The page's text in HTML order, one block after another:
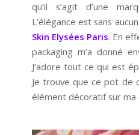
qu’il s’agit d’une
L’élégance est sans
Skin Elysées Paris. En
packaging m’a donné
J’adore tout ce qui est
Je trouve que ce pot de
élément décoratif sur ma